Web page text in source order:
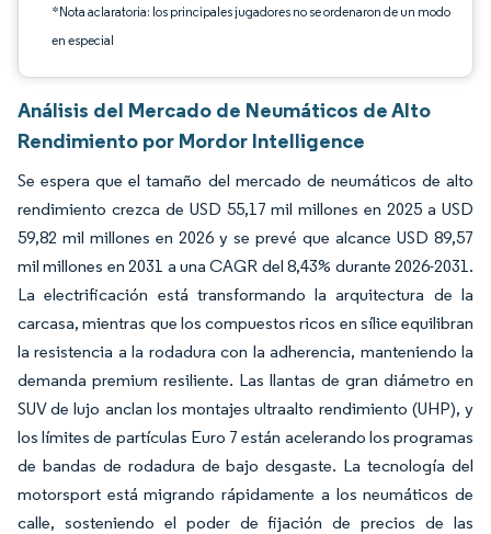
*Nota aclaratoria: los principales jugadores no se ordenaron de un modo
en especial
Análisis del Mercado de Neumáticos de Alto
Rendimiento por Mordor Intelligence
Se espera que el tamaño del mercado de neumáticos de alto
rendimiento crezca de USD 55,17 mil millones en 2025 a USD
59,82 mil millones en 2026 y se prevé que alcance USD 89,57
mil millones en 2031 a una CAGR del 8,43% durante 2026-2031.
La electrificación está transformando la arquitectura de la
carcasa, mientras que los compuestos ricos en sílice equilibran
la resistencia a la rodadura con la adherencia, manteniendo la
demanda premium resiliente. Las llantas de gran diámetro en
SUV de lujo anclan los montajes ultraalto rendimiento (UHP), y
los límites de partículas Euro 7 están acelerando los programas
de bandas de rodadura de bajo desgaste. La tecnología del
motorsport está migrando rápidamente a los neumáticos de
calle, sosteniendo el poder de fijación de precios de las